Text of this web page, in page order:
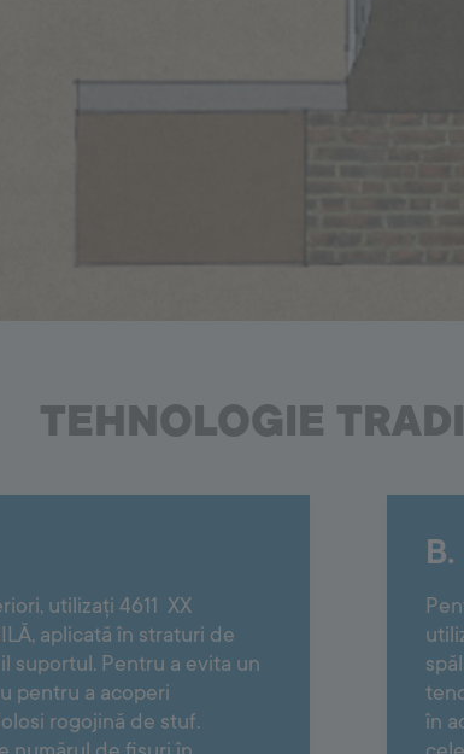
TEHNOLOGIE
utilizați 4611 XX
aplicată în straturi de
suportul. Pentru a evita un
pentru a acoperi
rogojină de stuf.
B.
în